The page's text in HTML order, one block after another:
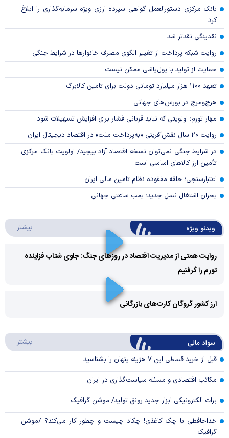
بانک مرکزی دستورالعمل گواهی سپرده ارزی ویژه سرمایه‌گذاری را ابلاغ
کرد
نقدینگی نقدتر شد
روایت شبکه پرداخت از تغییر الگوی مصرف خانوار‌ها در شرایط جنگی
حمایت از تولید با پول‌پاشی ممکن نیست
تعهد ۱۱۰۰ هزار میلیارد تومانی دولت برای تامین کالابرگ
هرج‌ومرج در بورس‌های جهانی
مهار تورم؛ اولویتی که نباید قربانی فشار برای افزایش تسهیلات شود
روایت ۲۰ سال نقش‌آفرینی «به‌پرداخت ملت» در اقتصاد دیجیتال ایران
در شرایط جنگی نمی‌توان نسخه اقتصاد آزاد پیچید/ اولویت بانک مرکزی
تأمین ارز کالا‌های اساسی است
اعتبارسنجی؛ حلقه مفقوده نظام تامین مالی ایران
بحران اشتغال نسل جدید؛ بمب ساعتی جهانی
ویدئو ویژه بیشتر
Play
Video
روایت همتی از مدیریت اقتصاد در روزهای جنگ: جلوی شتاب فزاینده
تورم را گرفتیم
Video
ارز کشور گروگان کارت‌های بازرگانی
سواد مالی بیشتر
قبل از خرید قسطی این ۷ هزینه پنهان را بشناسید
مکاتب اقتصادی و مسئله سیاست‌گذاری در ایران
برات الکترونیکی ابزار جدید رونق تولید/ موشن گرافیک
خداحافظی با چک کاغذی! چکاد چیست و چطور کار می‌کند؟ /موشن
گرافیک